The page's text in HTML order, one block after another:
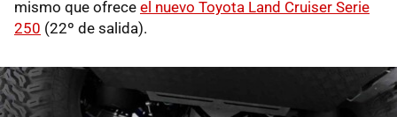
mismo que ofrece el nuevo Toyota Land Cruiser Serie
250 (22º de salida).